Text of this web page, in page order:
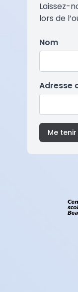
Laissez-
lors de
Nom
Adresse
Me